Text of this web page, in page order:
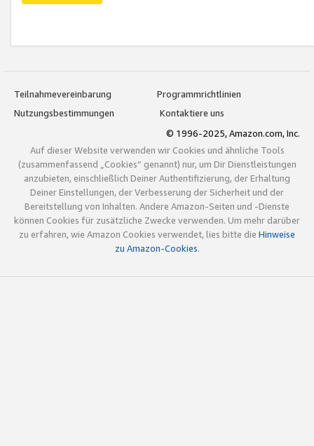
Teilnahmevereinbarung
Programmrichtlinien
Nutzungsbestimmungen
Kontaktiere uns
© 1996-2025, Amazon.com, Inc.
Auf dieser Website verwenden wir Cookies und ähnliche Tools
(zusammenfassend „Cookies“ genannt) nur, um Dir Dienstleistungen
anzubieten, einschließlich Deiner Authentifizierung, der Erhaltung
Deiner Einstellungen, der Verbesserung der Sicherheit und der
Bereitstellung von Inhalten. Andere Amazon-Seiten und -Dienste
können Cookies für zusätzliche Zwecke verwenden. Um mehr darüber
zu erfahren, wie Amazon Cookies verwendet, lies bitte die Hinweise
zu Amazon-Cookies.